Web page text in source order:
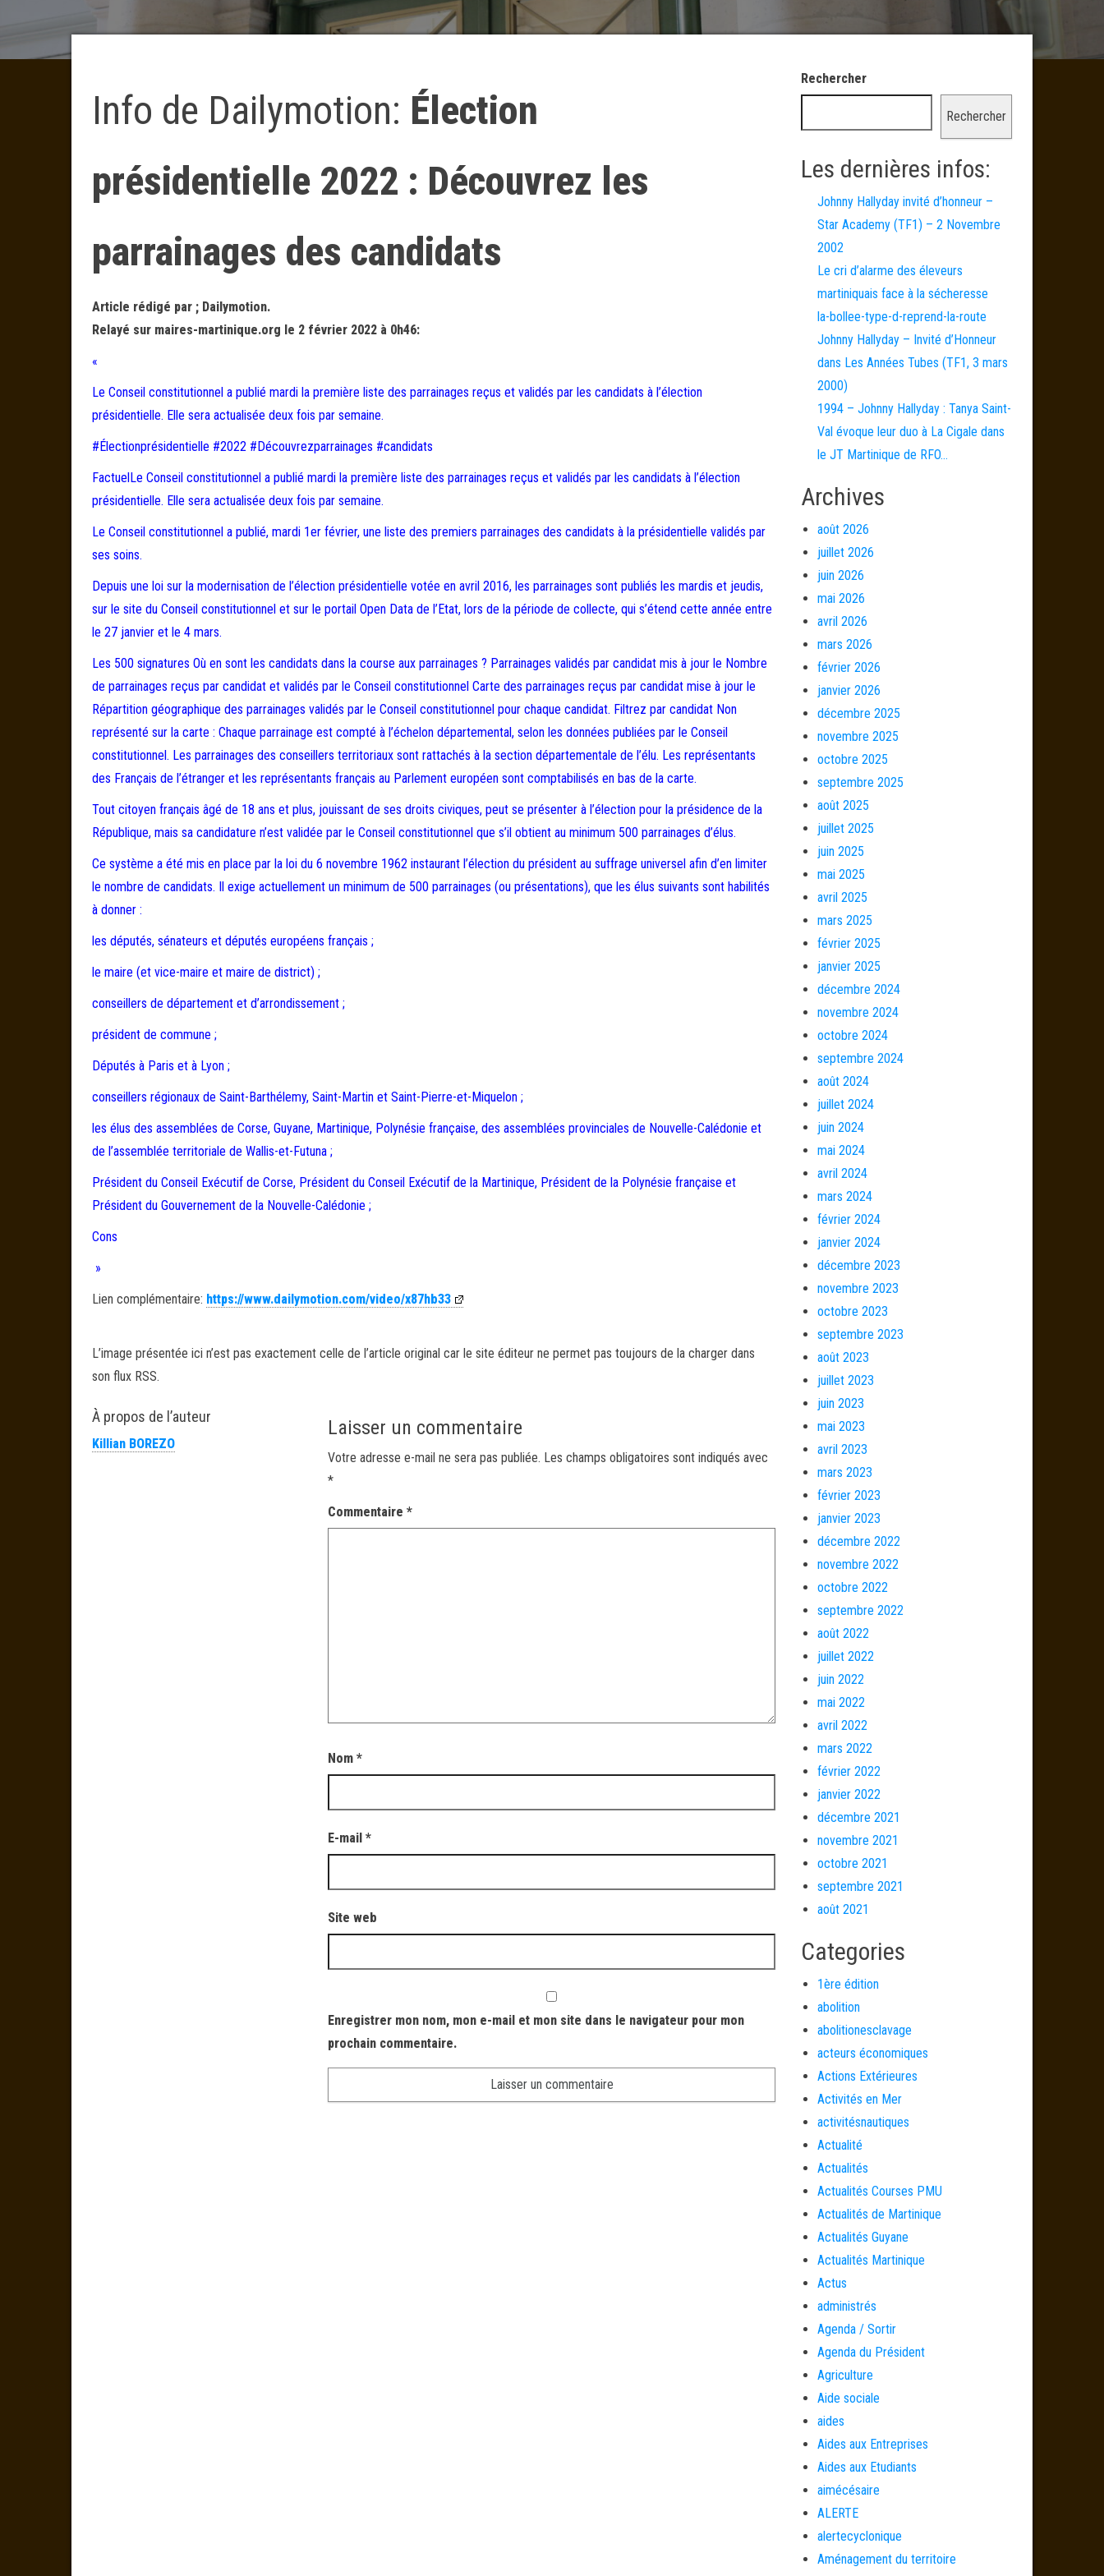
Info de Dailymotion: Élection
présidentielle 2022 : Découvrez les
parrainages des candidats
Article rédigé par ; Dailymotion.
Relayé sur maires-martinique.org le 2 février 2022 à 0h46:
«
Le Conseil constitutionnel a publié mardi la première liste des parrainages reçus et validés par les candidats à l’élection
présidentielle. Elle sera actualisée deux fois par semaine.
#Électionprésidentielle #2022 #Découvrezparrainages #candidats
FactuelLe Conseil constitutionnel a publié mardi la première liste des parrainages reçus et validés par les candidats à l’élection
présidentielle. Elle sera actualisée deux fois par semaine.
Le Conseil constitutionnel a publié, mardi 1er février, une liste des premiers parrainages des candidats à la présidentielle validés par
ses soins.
Depuis une loi sur la modernisation de l’élection présidentielle votée en avril 2016, les parrainages sont publiés les mardis et jeudis,
sur le site du Conseil constitutionnel et sur le portail Open Data de l’Etat, lors de la période de collecte, qui s’étend cette année entre
le 27 janvier et le 4 mars.
Les 500 signatures Où en sont les candidats dans la course aux parrainages ? Parrainages validés par candidat mis à jour le Nombre
de parrainages reçus par candidat et validés par le Conseil constitutionnel Carte des parrainages reçus par candidat mise à jour le
Répartition géographique des parrainages validés par le Conseil constitutionnel pour chaque candidat. Filtrez par candidat Non
représenté sur la carte : Chaque parrainage est compté à l’échelon départemental, selon les données publiées par le Conseil
constitutionnel. Les parrainages des conseillers territoriaux sont rattachés à la section départementale de l’élu. Les représentants
des Français de l’étranger et les représentants français au Parlement européen sont comptabilisés en bas de la carte.
Tout citoyen français âgé de 18 ans et plus, jouissant de ses droits civiques, peut se présenter à l’élection pour la présidence de la
République, mais sa candidature n’est validée par le Conseil constitutionnel que s’il obtient au minimum 500 parrainages d’élus.
Ce système a été mis en place par la loi du 6 novembre 1962 instaurant l’élection du président au suffrage universel afin d’en limiter
le nombre de candidats. Il exige actuellement un minimum de 500 parrainages (ou présentations), que les élus suivants sont habilités
à donner :
les députés, sénateurs et députés européens français ;
le maire (et vice-maire et maire de district) ;
conseillers de département et d’arrondissement ;
président de commune ;
Députés à Paris et à Lyon ;
conseillers régionaux de Saint-Barthélemy, Saint-Martin et Saint-Pierre-et-Miquelon ;
les élus des assemblées de Corse, Guyane, Martinique, Polynésie française, des assemblées provinciales de Nouvelle-Calédonie et
de l’assemblée territoriale de Wallis-et-Futuna ;
Président du Conseil Exécutif de Corse, Président du Conseil Exécutif de la Martinique, Président de la Polynésie française et
Président du Gouvernement de la Nouvelle-Calédonie ;
Cons
»
Lien complémentaire: https://www.dailymotion.com/video/x87hb33
L’image présentée ici n’est pas exactement celle de l’article original car le site éditeur ne permet pas toujours de la charger dans
son flux RSS.
À propos de l’auteur
Killian BOREZO
Laisser un commentaire
Votre adresse e-mail ne sera pas publiée. Les champs obligatoires sont indiqués avec
*
Commentaire*
Nom*
E-mail*
Site web
Enregistrer mon nom, mon e-mail et mon site dans le navigateur pour mon
prochain commentaire.
Rechercher
Rechercher
Les dernières infos:
Johnny Hallyday invité d’honneur –
Star Academy (TF1) – 2 Novembre
2002
Le cri d’alarme des éleveurs
martiniquais face à la sécheresse
la-bollee-type-d-reprend-la-route
Johnny Hallyday – Invité d’Honneur
dans Les Années Tubes (TF1, 3 mars
2000)
1994 – Johnny Hallyday : Tanya Saint-
Val évoque leur duo à La Cigale dans
le JT Martinique de RFO…
Archives
août 2026
juillet 2026
juin 2026
mai 2026
avril 2026
mars 2026
février 2026
janvier 2026
décembre 2025
novembre 2025
octobre 2025
septembre 2025
août 2025
juillet 2025
juin 2025
mai 2025
avril 2025
mars 2025
février 2025
janvier 2025
décembre 2024
novembre 2024
octobre 2024
septembre 2024
août 2024
juillet 2024
juin 2024
mai 2024
avril 2024
mars 2024
février 2024
janvier 2024
décembre 2023
novembre 2023
octobre 2023
septembre 2023
août 2023
juillet 2023
juin 2023
mai 2023
avril 2023
mars 2023
février 2023
janvier 2023
décembre 2022
novembre 2022
octobre 2022
septembre 2022
août 2022
juillet 2022
juin 2022
mai 2022
avril 2022
mars 2022
février 2022
janvier 2022
décembre 2021
novembre 2021
octobre 2021
septembre 2021
août 2021
Categories
1ère édition
abolition
abolitionesclavage
acteurs économiques
Actions Extérieures
Activités en Mer
activitésnautiques
Actualité
Actualités
Actualités Courses PMU
Actualités de Martinique
Actualités Guyane
Actualités Martinique
Actus
administrés
Agenda / Sortir
Agenda du Président
Agriculture
Aide sociale
aides
Aides aux Entreprises
Aides aux Etudiants
aimécésaire
ALERTE
alertecyclonique
Aménagement du territoire